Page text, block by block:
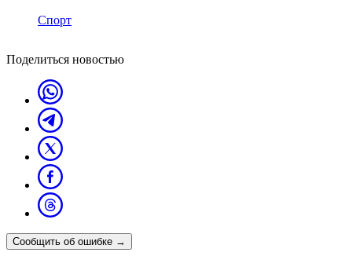
Спорт
Поделиться новостью
Сообщить об ошибке →